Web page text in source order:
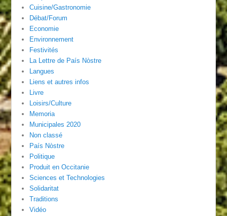
Cuisine/Gastronomie
Débat/Forum
Economie
Environnement
Festivités
La Lettre de País Nòstre
Langues
Liens et autres infos
Livre
Loisirs/Culture
Memoria
Municipales 2020
Non classé
País Nòstre
Politique
Produit en Occitanie
Sciences et Technologies
Solidaritat
Traditions
Vidéo